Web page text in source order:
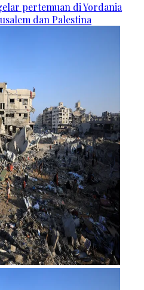
pertemuan di Yordania
dan Palestina